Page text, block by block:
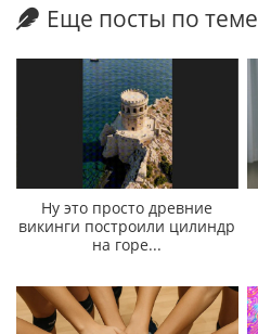
Еще посты по теме
Ну это просто древние
викинги построили цилиндр
на горе...